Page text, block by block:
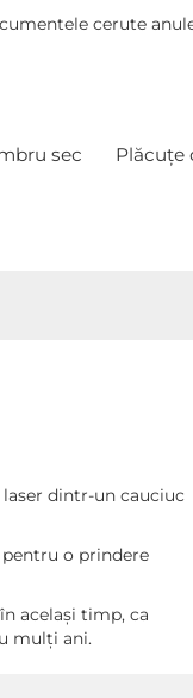
cerute
sec Plăcuțe
dintr-un cauciuc
o prindere
același timp, ca
mulți ani.